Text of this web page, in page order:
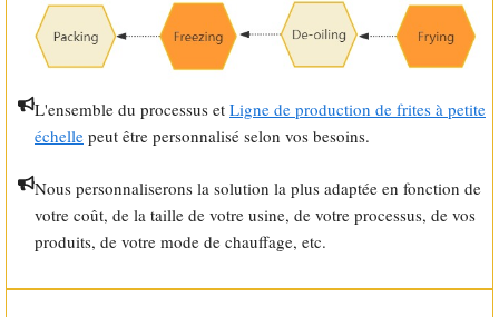
L'ensemble du processus et Ligne de production de frites à petite
échelle peut être personnalisé selon vos besoins.
Nous personnaliserons la solution la plus adaptée en fonction de
votre coût, de la taille de votre usine, de votre processus, de vos
produits, de votre mode de chauffage, etc.